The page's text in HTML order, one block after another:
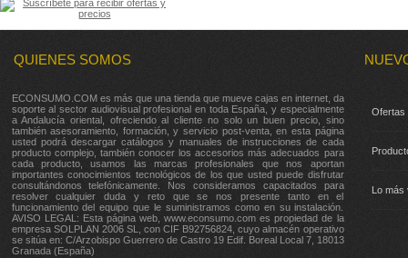
QUIENES SOMOS
ECONSUMO.COM es más que una tienda que mueve cajas en internet, da
soporte al sector audiovisual profesional en toda España, y especialmente
a Andalucía oriental, ofreciendo al cliente no solo un buen precio, sino
también asesoramiento, formación, y servicio post-venta, en esta página
usted podrá descargar catálogos y manuales de instrucciones de cada
producto complejo, también conocer los accesorios más adecuados para
cada producto, usamos las marcas profesionales que nos aportan
importantes conocimientos tecnológicos de los que usted puede disfrutar
consultándonos telefónicamente. Nos consideramos capacitados para
resolver cualquier duda y reto que se nos presente tanto en el
funcionamiento del equipo que le suministramos como en su instalación.
AVISO LEGAL: Esta página web, www.econsumo.com es propiedad de la
empresa SOLPLAN 2006 SL, con CIF B92756824, cuyo almacén operativo
se sitúa en: C/Arzobispo Guerrero de Castro 19 Edif. Boreal Local 7, 18013
Granada (España)
Ofertas
Lo